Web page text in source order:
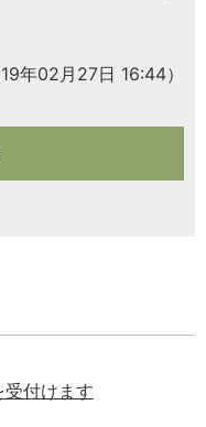
年02月27日 16:44）
付けます